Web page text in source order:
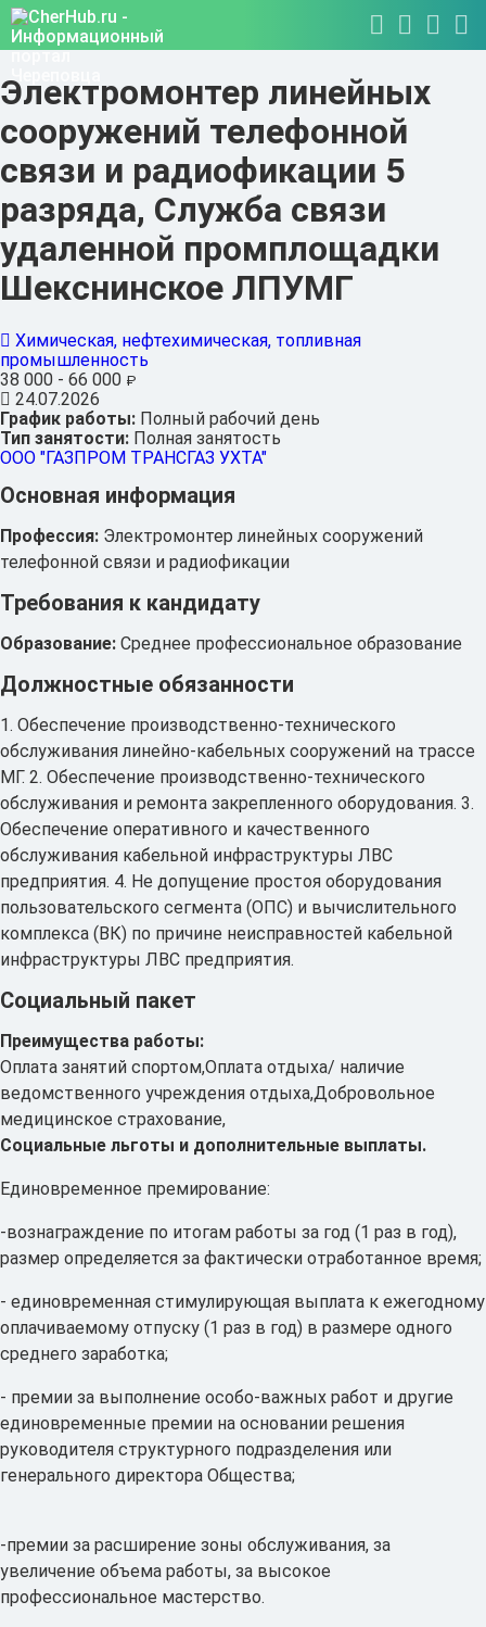
Электромонтер линейных
сооружений телефонной
связи и радиофикации 5
разряда, Служба связи
удаленной промплощадки
Шекснинское ЛПУМГ
Химическая, нефтехимическая, топливная
промышленность
38 000 - 66 000 ₽
24.07.2026
График работы: Полный рабочий день
Тип занятости: Полная занятость
ООО "ГАЗПРОМ ТРАНСГАЗ УХТА"
Основная информация
Профессия: Электромонтер линейных сооружений
телефонной связи и радиофикации
Требования к кандидату
Образование: Среднее профессиональное образование
Должностные обязанности
1. Обеспечение производственно-технического
обслуживания линейно-кабельных сооружений на трассе
МГ. 2. Обеспечение производственно-технического
обслуживания и ремонта закрепленного оборудования. 3.
Обеспечение оперативного и качественного
обслуживания кабельной инфраструктуры ЛВС
предприятия. 4. Не допущение простоя оборудования
пользовательского сегмента (ОПС) и вычислительного
комплекса (ВК) по причине неисправностей кабельной
инфраструктуры ЛВС предприятия.
Социальный пакет
Преимущества работы:
Оплата занятий спортом,Оплата отдыха/ наличие
ведомственного учреждения отдыха,Добровольное
медицинское страхование,
Социальные льготы и дополнительные выплаты.
Единовременное премирование:
-вознаграждение по итогам работы за год (1 раз в год),
размер определяется за фактически отработанное время;
- единовременная стимулирующая выплата к ежегодному
оплачиваемому отпуску (1 раз в год) в размере одного
среднего заработка;
- премии за выполнение особо-важных работ и другие
единовременные премии на основании решения
руководителя структурного подразделения или
генерального директора Общества;
-премии за расширение зоны обслуживания, за
увеличение объема работы, за высокое
профессиональное мастерство.